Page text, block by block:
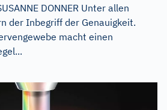
DONNER Unter allen
der Inbegriff der Genauigkeit.
macht einen